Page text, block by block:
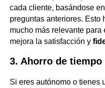
cada cliente, basándose
preguntas anteriores. Esto
mucho más relevante para
mejora la satisfacción y
3. Ahorro de tiempo
Si eres autónomo o tienes